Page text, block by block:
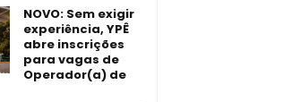
NOVO: Sem exigir
experiência, YPÊ
abre inscrições
para vagas de
Operador(a) de